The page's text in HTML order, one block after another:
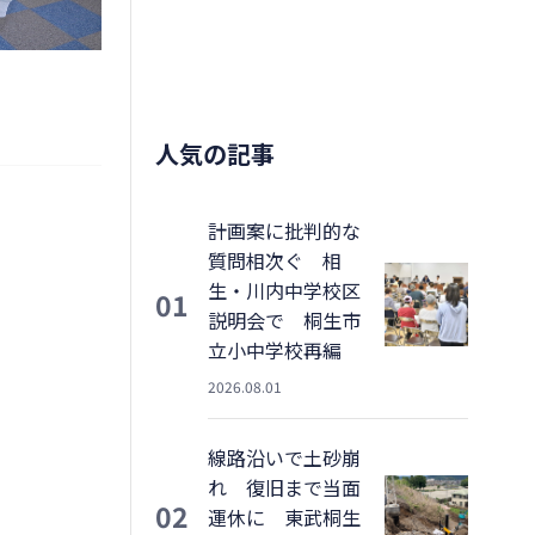
人気の記事
01
計画案に批判的な
質問相次ぐ 相
生・川内中学校区
説明会で 桐生市
立小中学校再編
2026.08.01
02
線路沿いで土砂崩
れ 復旧まで当面
運休に 東武桐生